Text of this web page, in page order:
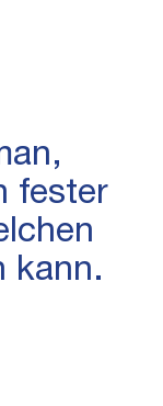
fester
kann.